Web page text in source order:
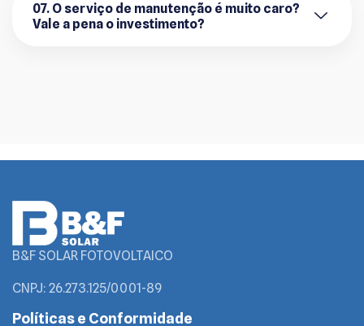
07. O serviço de manutenção é muito caro?
Vale a pena o investimento?
B&F SOLAR FOTOVOLTAICO
CNPJ: 26.273.125/0001-89
Políticas e Conformidade